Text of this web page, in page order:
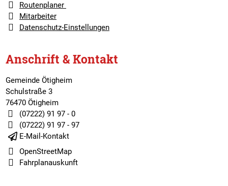
Routenplaner
Mitarbeiter
Datenschutz-Einstellungen
Anschrift & Kontakt
Gemeinde Ötigheim
Schulstraße 3
76470 Ötigheim
(07222) 91 97 - 0
(07222) 91 97 - 97
E-Mail-Kontakt
OpenStreetMap
Fahrplanauskunft